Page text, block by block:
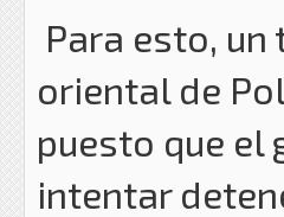
Para esto,
oriental de
puesto que el
intentar